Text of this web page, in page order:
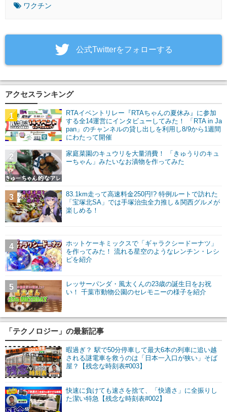
ワクチン
‎公式Twitterをフォローする
アクセスランキング
RTAイベントリレー『RTAちゃんの夏休み』に参加
する全14運営にインタビューしてみた！ 「RTA in Ja
pan」のチャンネルの貸し出しを利用し8/9から1週間
にわたって開催
1
家庭菜園のキュウリを大量消費！ 「きゅうりのキュ
ーちゃん」みたいなお漬物を作ってみた
2
83.1km走って高速料金250円!? 特例ルートで訪れた
「宝塚北SA」では手塚治虫全力推し＆関西グルメが
楽しめる！
3
ホットケーキミックスで「ギャラクシードーナツ」
を作ってみた！ 流れる星空のようなレンチン・レシ
ピを紹介
4
レッサーパンダ・風太くんの23歳の誕生日をお祝
い！ 千葉市動物公園のセレモニーの様子を紹介
5
「テクノロジー」の最新記事
暇過ぎ？ 駅で50分停車して最大6本の列車に追い越
される謎電車を救うのは「日本一入口が狭い」そば
屋？【残念な時刻表#003】
快速に負けても速さを捨て、「快適さ」に全振りし
た潔い特急【残念な時刻表#002】